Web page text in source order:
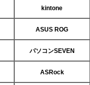
kintone
ASUS ROG
パソコンSEVEN
ASRock